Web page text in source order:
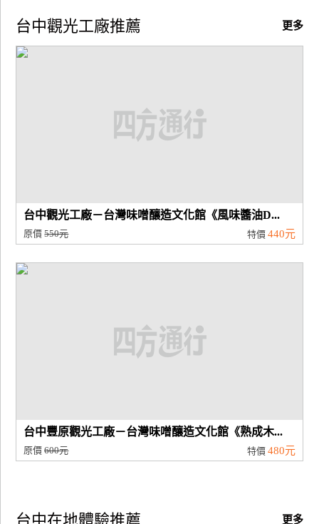
更多
台中觀光工廠推薦
台中觀光工廠－台灣味噌釀造文化館《風味醬油D...
原價550元 特價 440元
台中豐原觀光工廠－台灣味噌釀造文化館《熟成木...
原價600元 特價 480元
更多
台中在地體驗推薦